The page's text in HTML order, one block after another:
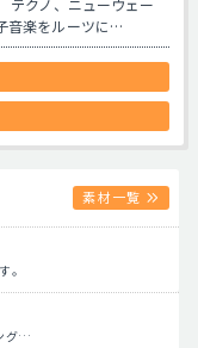
テクノ、ニューウェー
音楽をルーツに…
素材一覧
。
グ…